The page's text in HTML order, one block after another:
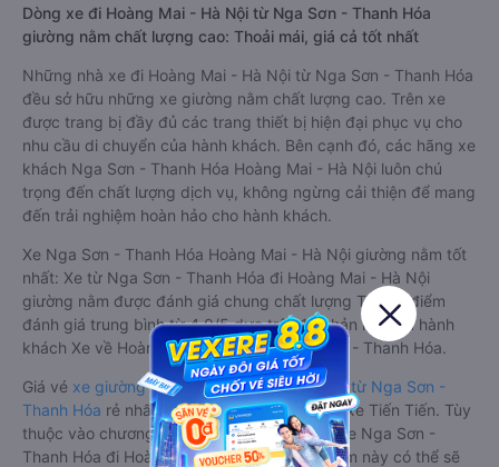
Dòng xe đi Hoàng Mai - Hà Nội từ Nga Sơn - Thanh Hóa
giường nằm chất lượng cao: Thoải mái, giá cả tốt nhất
Những nhà xe đi Hoàng Mai - Hà Nội từ Nga Sơn - Thanh Hóa
đều sở hữu những xe giường nằm chất lượng cao. Trên xe
được trang bị đầy đủ các trang thiết bị hiện đại phục vụ cho
nhu cầu di chuyển của hành khách. Bên cạnh đó, các hãng xe
khách Nga Sơn - Thanh Hóa Hoàng Mai - Hà Nội luôn chú
trọng đến chất lượng dịch vụ, không ngừng cải thiện để mang
đến trải nghiệm hoàn hảo cho hành khách.
Xe Nga Sơn - Thanh Hóa Hoàng Mai - Hà Nội giường nằm tốt
nhất: Xe từ Nga Sơn - Thanh Hóa đi Hoàng Mai - Hà Nội
giường nằm được đánh giá chung chất lượng Tốt với điểm
đánh giá trung bình từ 4.0/5 dựa trên 11 phản hồi của hành
khách Xe về Hoàng Mai - Hà Nội từ Nga Sơn - Thanh Hóa.
Giá vé xe giường nằm đi Hoàng Mai - Hà Nội từ Nga Sơn -
Thanh Hóa rẻ nhất là 150000VND của hãng xe Tiến Tiến. Tùy
thuộc vào chương trình khuyến mãi, giá vé Xe Nga Sơn -
Thanh Hóa đi Hoàng Mai - Hà Nội giường nằm này có thể sẽ